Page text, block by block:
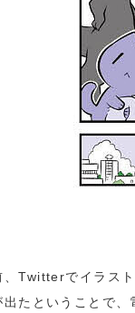
、Twitterでイラス
出たということで、